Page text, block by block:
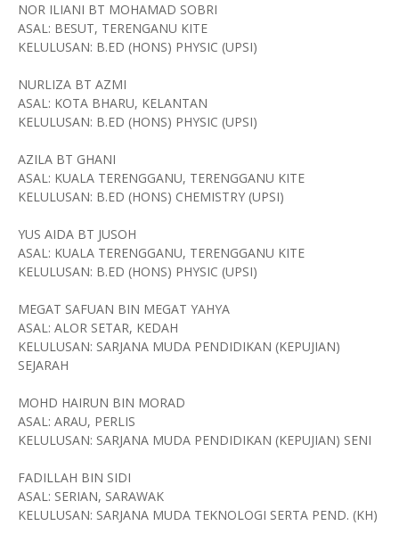
NOR ILIANI BT MOHAMAD SOBRI
ASAL: BESUT, TERENGANU KITE
KELULUSAN: B.ED (HONS) PHYSIC (UPSI)
NURLIZA BT AZMI
ASAL: KOTA BHARU, KELANTAN
KELULUSAN: B.ED (HONS) PHYSIC (UPSI)
AZILA BT GHANI
ASAL: KUALA TERENGGANU, TERENGGANU KITE
KELULUSAN: B.ED (HONS) CHEMISTRY (UPSI)
YUS AIDA BT JUSOH
ASAL: KUALA TERENGGANU, TERENGGANU KITE
KELULUSAN: B.ED (HONS) PHYSIC (UPSI)
MEGAT SAFUAN BIN MEGAT YAHYA
ASAL: ALOR SETAR, KEDAH
KELULUSAN: SARJANA MUDA PENDIDIKAN (KEPUJIAN)
SEJARAH
MOHD HAIRUN BIN MORAD
ASAL: ARAU, PERLIS
KELULUSAN: SARJANA MUDA PENDIDIKAN (KEPUJIAN) SENI
FADILLAH BIN SIDI
ASAL: SERIAN, SARAWAK
KELULUSAN: SARJANA MUDA TEKNOLOGI SERTA PEND. (KH)